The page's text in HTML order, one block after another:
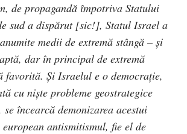
de propagandă împotriva Statului
sud a dispărut [sic!], Statul Israel a
medii de extremă stângă – și
dar în principal de extremă
favorită. Și Israelul e o democrație,
cu niște probleme geostrategice
încearcă demonizarea acestui
antismitismul, fie el de